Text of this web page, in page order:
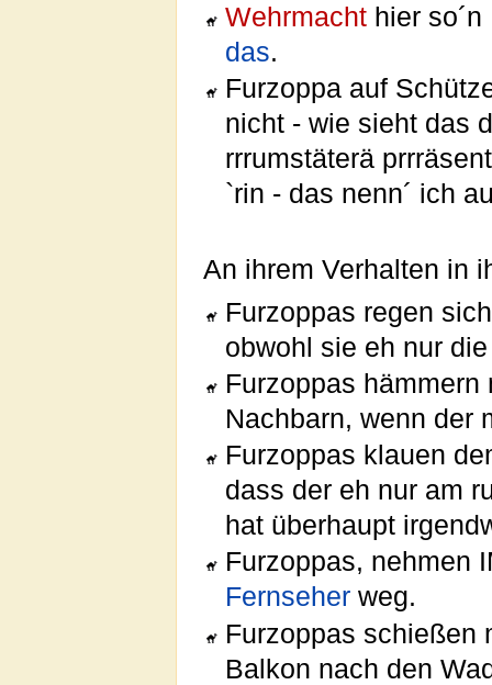
Wehrmacht hier
das.
Furzoppa auf
nicht - wie sieht das
rrrumstäterä
`rin - das nenn´ ich
An ihrem Verhalten in
Furzoppas regen
obwohl sie eh nur
Furzoppas
Nachbarn, wenn der
Furzoppas klauen
dass der eh nur am
hat überhaupt
Furzoppas, nehmen
Fernseher weg.
Furzoppas schießen
Balkon nach den